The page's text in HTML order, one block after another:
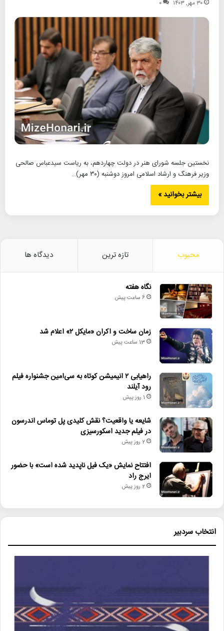
۳۰ مهر, ۱۴۰۳ ۰
نخستین جلسه شورای هنر در دولت چهاردهم، به ریاست سیدعباس صالحی
وزیر فرهنگ و ارشاد اسلامی امروز دوشنبه (۳۰ مهر)…
بیشتر بخوانید »
محبوب تازه ترین دیدگاه ها
نگاه هفته
6 ساعت پیش
زمان ساخت و اکران «مایکل ۲» اعلام شد
13 ساعت پیش
راهیابی ۲ انیمیشن کوتاه به سی‌امین جشنواره فیلم
رود آیلند
1 روز پیش
شایعه یا واقعیت؟ نقش کلیدی پل توماس اندرسون
در فیلم جدید اسکورسیزی
2 روز پیش
افتتاح نمایش «یک فیل ناپدید شده است» با حضور
ایرج راد
2 روز پیش
انتخاب سردبیر